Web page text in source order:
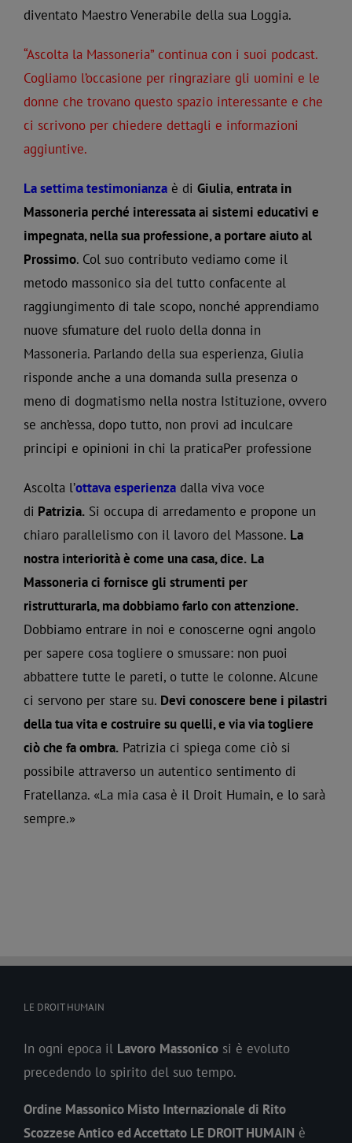
diventato Maestro Venerabile della sua Loggia.
“Ascolta la Massoneria” continua con i suoi podcast.
Cogliamo l’occasione per ringraziare gli uomini e le
donne che trovano questo spazio interessante e che
ci scrivono per chiedere dettagli e informazioni
aggiuntive.
La settima testimonianza è di Giulia, entrata in
Massoneria perché interessata ai sistemi educativi e
impegnata, nella sua professione, a portare aiuto al
Prossimo. Col suo contributo vediamo come il
metodo massonico sia del tutto confacente al
raggiungimento di tale scopo, nonché apprendiamo
nuove sfumature del ruolo della donna in
Massoneria. Parlando della sua esperienza, Giulia
risponde anche a una domanda sulla presenza o
meno di dogmatismo nella nostra Istituzione, ovvero
se anch’essa, dopo tutto, non provi ad inculcare
principi e opinioni in chi la praticaPer professione
Ascolta l’ottava esperienza dalla viva voce
di Patrizia. Si occupa di arredamento e propone un
chiaro parallelismo con il lavoro del Massone. La
nostra interiorità è come una casa, dice. La
Massoneria ci fornisce gli strumenti per
ristrutturarla, ma dobbiamo farlo con attenzione.
Dobbiamo entrare in noi e conoscerne ogni angolo
per sapere cosa togliere o smussare: non puoi
abbattere tutte le pareti, o tutte le colonne. Alcune
ci servono per stare su. Devi conoscere bene i pilastri
della tua vita e costruire su quelli, e via via togliere
ciò che fa ombra. Patrizia ci spiega come ciò si
possibile attraverso un autentico sentimento di
Fratellanza. «La mia casa è il Droit Humain, e lo sarà
sempre.»
LE DROIT HUMAIN
In ogni epoca il Lavoro Massonico si è evoluto
precedendo lo spirito del suo tempo.
Ordine Massonico Misto Internazionale di Rito
Scozzese Antico ed Accettato LE DROIT HUMAIN è